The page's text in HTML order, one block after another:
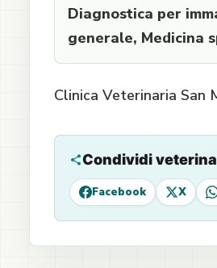
Diagnostica per
generale, Medicina
Clinica Veterinaria San
Condividi
Facebook X